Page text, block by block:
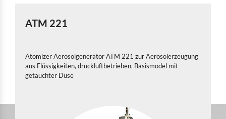
ATM 221
Atomizer Aerosolgenerator ATM 221 zur Aerosolerzeugung
aus Flüssigkeiten, druckluftbetrieben, Basismodel mit
getauchter Düse